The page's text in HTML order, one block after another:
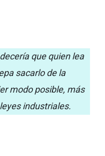
que quien lea
sacarlo de la
modo posible, más
industriales.